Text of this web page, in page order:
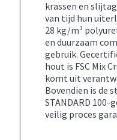
krassen en
van tijd hun
28 kg/m³
en duurzaam
gebruik.
hout is FSC Mix
komt uit
Bovendien is de
STANDARD
veilig proces